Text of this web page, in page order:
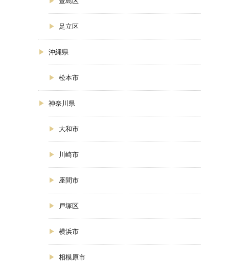
足立区
沖縄県
松本市
神奈川県
大和市
川崎市
座間市
戸塚区
横浜市
相模原市